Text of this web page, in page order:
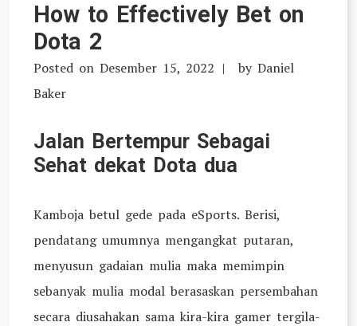
How to Effectively Bet on
Dota 2
Posted on Desember 15, 2022 by Daniel
Baker
Jalan Bertempur Sebagai
Sehat dekat Dota dua
Kamboja betul gede pada eSports. Berisi,
pendatang umumnya mengangkat putaran,
menyusun gadaian mulia maka memimpin
sebanyak mulia modal berasaskan persembahan
secara diusahakan sama kira-kira gamer tergila-